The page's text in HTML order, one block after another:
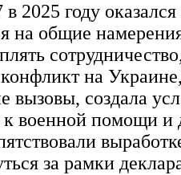
2025 году
на общие
на
вызовы, создала
к военной помощи
за рамки